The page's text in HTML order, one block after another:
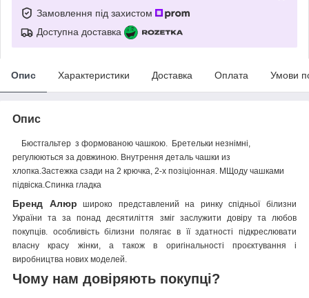
Замовлення під захистом
Доступна доставка
Опис Характеристики Доставка Оплата Умови
Опис
Бюстгальтер з формованою чашкою. Бретельки незнімні,
регулюються за довжиною. Внутрення деталь чашки из
хлопка.Застежка сзади на 2 крючка, 2-х позіціонная. МЩоду чашками
підвіска.Спинка гладка
Бренд Алюр широко представлений на ринку спідньої білизни
України та за понад десятиліття зміг заслужити довіру та любов
покупців. особливість білизни полягає в її здатності підкреслювати
власну красу жінки, а також в оригінальності проєктування і
виробництва нових моделей.
Чому нам довіряють покупці?